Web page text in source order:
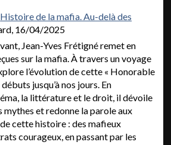
Histoire de la mafia. Au-delà des
16/04/2025
Jean-Yves Frétigné remet en
sur la mafia. À travers un voyage
l’évolution de cette « Honorable
jusqu’à nos jours. En
la littérature et le droit, il dévoile
mythes et redonne la parole aux
cette histoire : des mafieux
courageux, en passant par les